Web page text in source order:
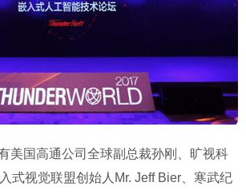
美国高通公司全球副总裁孙刚、旷视科
式视觉联盟创始人Mr. Jeff Bier、寒武纪